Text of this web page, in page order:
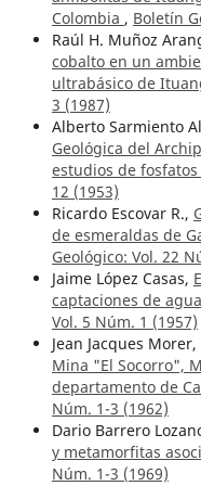
Colombia , Boletín
Raúl H. Muñoz
cobalto en un
ultrabásico de
3 (1987)
Alberto Sarmiento
Geológica del
estudios de fosfatos
12 (1953)
Ricardo Escovar R.,
de esmeraldas de
Geológico: Vol. 22
Jaime López Casas,
captaciones de
Vol. 5 Núm. 1 (1957)
Jean Jacques
Mina "El Socorro",
departamento de
Núm. 1-3 (1962)
Dario Barrero
y metamorfitas
Núm. 1-3 (1969)